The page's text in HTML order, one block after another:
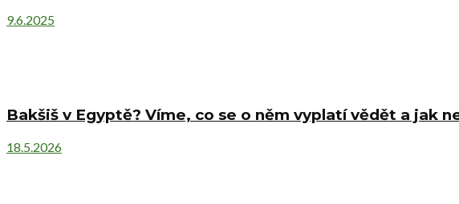
9.6.2025
Bakšiš v Egyptě? Víme, co se o něm vyplatí vědět a jak
18.5.2026